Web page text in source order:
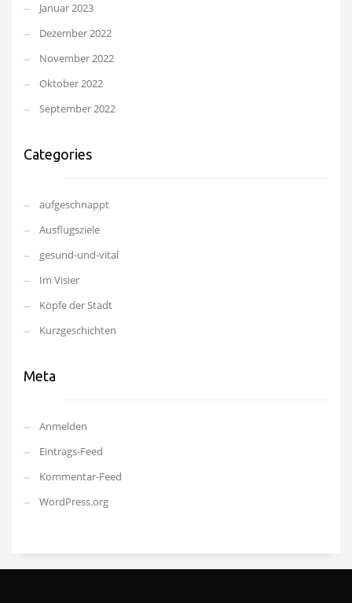
Januar 2023
Dezember 2022
November 2022
Oktober 2022
September 2022
Categories
aufgeschnappt
Ausflugsziele
gesund-und-vital
Im Visier
Köpfe der Stadt
Kurzgeschichten
Meta
Anmelden
Eintrags-Feed
Kommentar-Feed
WordPress.org